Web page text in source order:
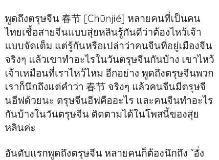
พูดถึงตรุษจีน 春节 [Chūnjié] หลายคนที่เป็นคน
ไทยเชื้อสายจีนแบบสุ่ยหลินรู้กันดีว่าต้องไหว้เจ้า
แบบจัดเต็ม แต่รู้กันหรือเปล่าว่าคนจีนที่อยู่เมืองจีน
จริงๆ แล้วเขาทำอะไรในวันตรุษจีนกันบ้าง เขาไหว้
เจ้าเหมือนที่เราไหว้ไหม อีกอย่าง พูดถึงตรุษจีนพวก
เราก็นึกถึงแต่คำว่า 春节 จริงๆ แล้วคนจีนมีตรุษจี
นอีฟด้วยนะ ตรุษจีนอีฟคืออะไร และคนจีนทำอะไร
กันบ้างในวันตรุษจีน ติดตามได้ในโพสนี้ของสุ่ย
หลินค่ะ
อันดับแรกพูดถึงตรุษจีน หลายคนก็ต้องนึกถึง “อั่ง